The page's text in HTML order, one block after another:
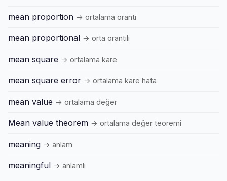
mean proportion → ortalama orantı
mean proportional → orta orantılı
mean square → ortalama kare
mean square error → ortalama kare hata
mean value → ortalama değer
Mean value theorem → ortalama değer teoremi
meaning → anlam
meaningful → anlamlı